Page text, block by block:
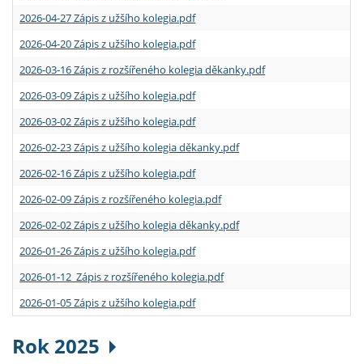
2026-04-27 Zápis z užšího kolegia.pdf
2026-04-20 Zápis z užšího kolegia.pdf
2026-03-16 Zápis z rozšířeného kolegia děkanky.pdf
2026-03-09 Zápis z užšího kolegia.pdf
2026-03-02 Zápis z užšího kolegia.pdf
2026-02-23 Zápis z užšího kolegia děkanky.pdf
2026-02-16 Zápis z užšího kolegia.pdf
2026-02-09 Zápis z rozšířeného kolegia.pdf
2026-02-02 Zápis z užšího kolegia děkanky.pdf
2026-01-26 Zápis z užšího kolegia.pdf
2026-01-12 Zápis z rozšířeného kolegia.pdf
2026-01-05 Zápis z užšího kolegia.pdf
Rok 2025